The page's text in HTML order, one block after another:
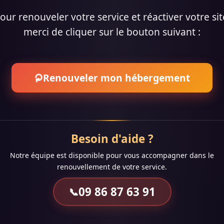
renouveler votre service et réactiver votre
merci de cliquer sur le bouton suivant :
⟳Renouveler mon hébergement
Besoin d'aide ?
Notre équipe est disponible pour vous accompagner dans le
renouvellement de votre service.
09 86 87 63 91